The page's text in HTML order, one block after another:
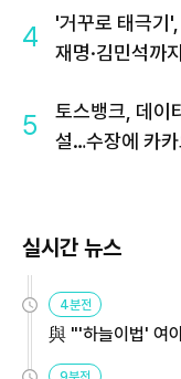
4
'거꾸로 태극기
재명·김민석까
5
토스뱅크, 데이
설…수장에 카
실시간 뉴스
4분전
與 "'하늘이법' 여